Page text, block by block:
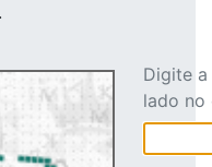
Digite
lado no